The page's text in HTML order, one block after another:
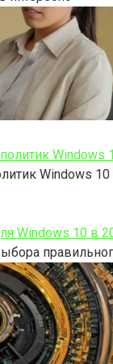
Windows
Windows 10 в